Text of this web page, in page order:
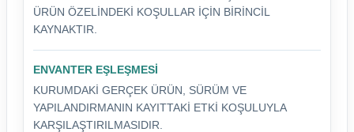
ÜRÜN ÖZELINDEKI KOŞULLAR IÇIN BIRINCIL
KAYNAKTIR.
ENVANTER EŞLEŞMESI
KURUMDAKI GERÇEK ÜRÜN, SÜRÜM VE
YAPILANDIRMANIN KAYITTAKI ETKI KOŞULUYLA
KARŞILAŞTIRILMASIDIR.